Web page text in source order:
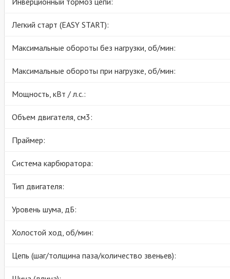
Легкий старт (EASY START):
Максимальные обороты без нагрузки, об/мин:
Максимальные обороты при нагрузке, об/мин:
Мощность, кВт / л.с.:
Объем двигателя, см3:
Праймер:
Система карбюратора:
Тип двигателя:
Уровень шума, дБ:
Холостой ход, об/мин:
Цепь (шаг/толщина паза/количество звеньев):